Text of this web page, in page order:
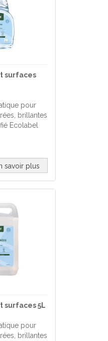
surfaces
pour
brillantes
Ecolabel
savoir plus
surfaces 5L
pour
brillantes